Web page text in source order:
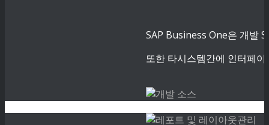
SAP Business One은 개발
또한 타시스템간에 인터페